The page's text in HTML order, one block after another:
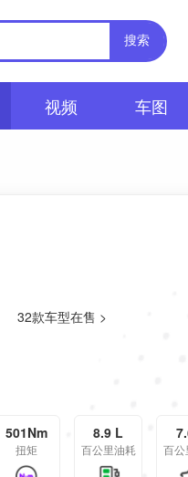
搜索
视频 车图
32款车型在售 >
501Nm
扭矩
8.9 L
百公里油耗 百公